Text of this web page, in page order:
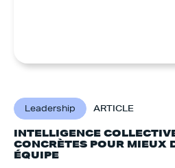
Leadership ARTICLE
INTELLIGENCE
CONCRÈTES POUR MIEUX
ÉQUIPE